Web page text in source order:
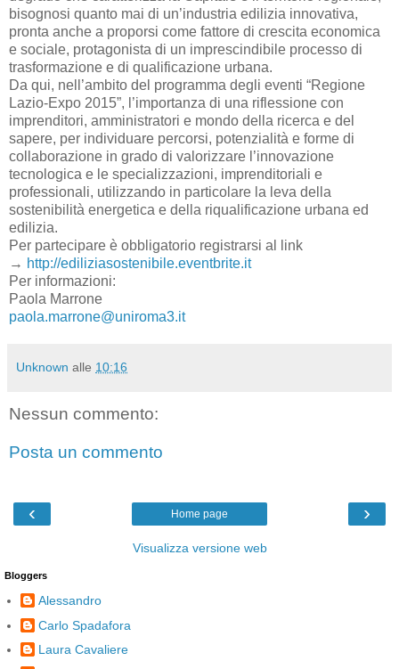
bisognosi quanto mai di un’industria edilizia innovativa,
pronta anche a proporsi come fattore di crescita economica
e sociale, protagonista di un imprescindibile processo di
trasformazione e di qualificazione urbana.
Da qui, nell’ambito del programma degli eventi “Regione
Lazio-Expo 2015”, l’importanza di una riflessione con
imprenditori, amministratori e mondo della ricerca e del
sapere, per individuare percorsi, potenzialità e forme di
collaborazione in grado di valorizzare l’innovazione
tecnologica e le specializzazioni, imprenditoriali e
professionali, utilizzando in particolare la leva della
sostenibilità energetica e della riqualificazione urbana ed
edilizia.
Per partecipare è obbligatorio registrarsi al link
→ http://ediliziasostenibile.eventbrite.it
Per informazioni:
Paola Marrone
paola.marrone@uniroma3.it
Unknown alle 10:16
Nessun commento:
Posta un commento
‹ ›
Home page
Visualizza versione web
Bloggers
Alessandro
Carlo Spadafora
Laura Cavaliere